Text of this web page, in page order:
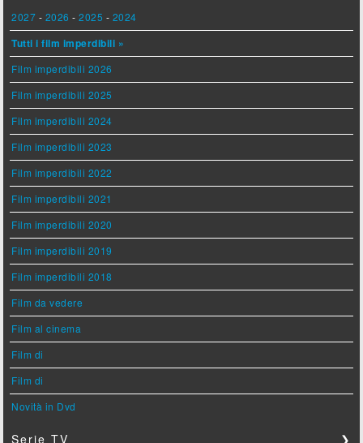
2027 - 2026 -2025 - 2024
Tutti i film imperdibili »
Film imperdibili 2026
Film imperdibili 2025
Film imperdibili 2024
Film imperdibili 2023
Film imperdibili 2022
Film imperdibili 2021
Film imperdibili 2020
Film imperdibili 2019
Film imperdibili 2018
Film da vedere
Film al cinema
Film di
Film di
Novità in Dvd
Serie TV ❯